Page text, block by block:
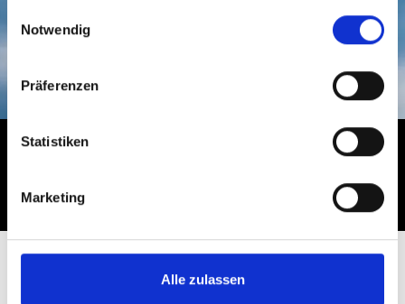
Notwendig
Präferenzen
Statistiken
Marketing
Alle zulassen
Beratung
Sie Lyngsøe auf: